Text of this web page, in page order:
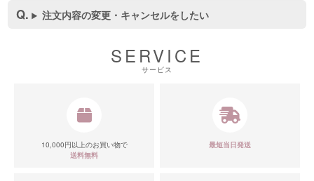
注文内容の変更・キャンセルをしたい
SERVICE
サービス
10,000円以上のお買い物で
送料無料
最短当日発送